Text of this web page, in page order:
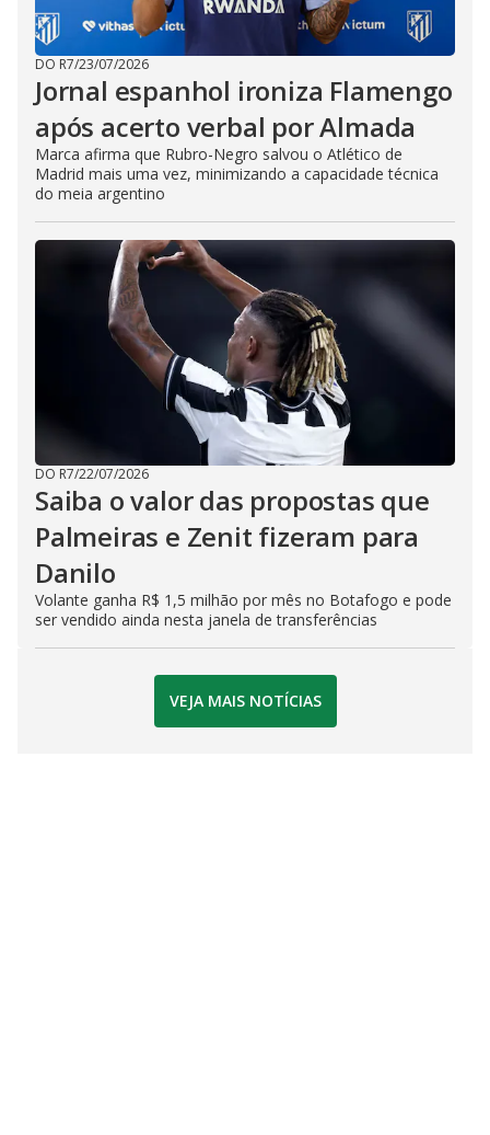
DO R7/23/07/2026
Jornal espanhol ironiza Flamengo
após acerto verbal por Almada
Marca afirma que Rubro-Negro salvou o Atlético de
Madrid mais uma vez, minimizando a capacidade técnica
do meia argentino
DO R7/22/07/2026
Saiba o valor das propostas que
Palmeiras e Zenit fizeram para
Danilo
Volante ganha R$ 1,5 milhão por mês no Botafogo e pode
ser vendido ainda nesta janela de transferências
VEJA MAIS NOTÍCIAS